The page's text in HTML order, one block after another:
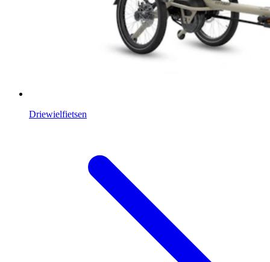
Driewielfietsen